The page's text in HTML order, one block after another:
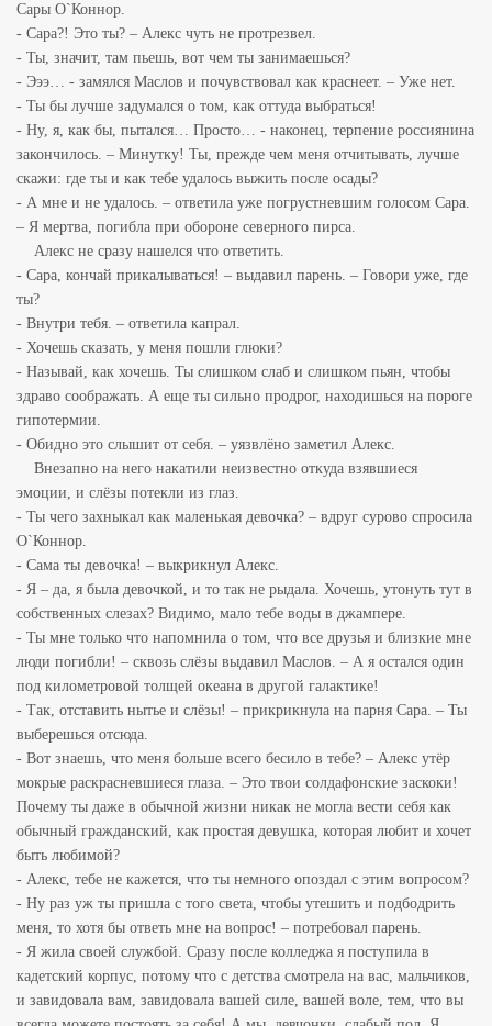
Сары О`Коннор.
- Сара?! Это ты? – Алекс чуть не протрезвел.
- Ты, значит, там пьешь, вот чем ты занимаешься?
- Эээ… - замялся Маслов и почувствовал как краснеет. – Уже нет.
- Ты бы лучше задумался о том, как оттуда выбраться!
- Ну, я, как бы, пытался… Просто… - наконец, терпение россиянина
закончилось. – Минутку! Ты, прежде чем меня отчитывать, лучше
скажи: где ты и как тебе удалось выжить после осады?
- А мне и не удалось. – ответила уже погрустневшим голосом Сара.
– Я мертва, погибла при обороне северного пирса.
Алекс не сразу нашелся что ответить.
- Сара, кончай прикалываться! – выдавил парень. – Говори уже, где
ты?
- Внутри тебя. – ответила капрал.
- Хочешь сказать, у меня пошли глюки?
- Называй, как хочешь. Ты слишком слаб и слишком пьян, чтобы
здраво соображать. А еще ты сильно продрог, находишься на пороге
гипотермии.
- Обидно это слышит от себя. – уязвлёно заметил Алекс.
Внезапно на него накатили неизвестно откуда взявшиеся
эмоции, и слёзы потекли из глаз.
- Ты чего захныкал как маленькая девочка? – вдруг сурово спросила
О`Коннор.
- Сама ты девочка! – выкрикнул Алекс.
- Я – да, я была девочкой, и то так не рыдала. Хочешь, утонуть тут в
собственных слезах? Видимо, мало тебе воды в джампере.
- Ты мне только что напомнила о том, что все друзья и близкие мне
люди погибли! – сквозь слёзы выдавил Маслов. – А я остался один
под километровой толщей океана в другой галактике!
- Так, отставить нытье и слёзы! – прикрикнула на парня Сара. – Ты
выберешься отсюда.
- Вот знаешь, что меня больше всего бесило в тебе? – Алекс утёр
мокрые раскрасневшиеся глаза. – Это твои солдафонские заскоки!
Почему ты даже в обычной жизни никак не могла вести себя как
обычный гражданский, как простая девушка, которая любит и хочет
быть любимой?
- Алекс, тебе не кажется, что ты немного опоздал с этим вопросом?
- Ну раз уж ты пришла с того света, чтобы утешить и подбодрить
меня, то хотя бы ответь мне на вопрос! – потребовал парень.
- Я жила своей службой. Сразу после колледжа я поступила в
кадетский корпус, потому что с детства смотрела на вас, мальчиков,
и завидовала вам, завидовала вашей силе, вашей воле, тем, что вы